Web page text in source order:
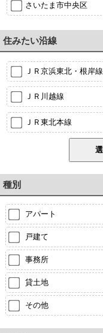
さいたま市中央区
住みたい沿線
ＪＲ京浜東北・根岸線
ＪＲ川越線
ＪＲ東北本線
種別
アパート
戸建て
事務所
貸土地
その他